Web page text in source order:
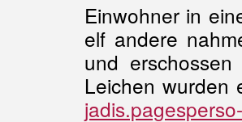
Einwohner in
elf andere
und
Leichen wurden